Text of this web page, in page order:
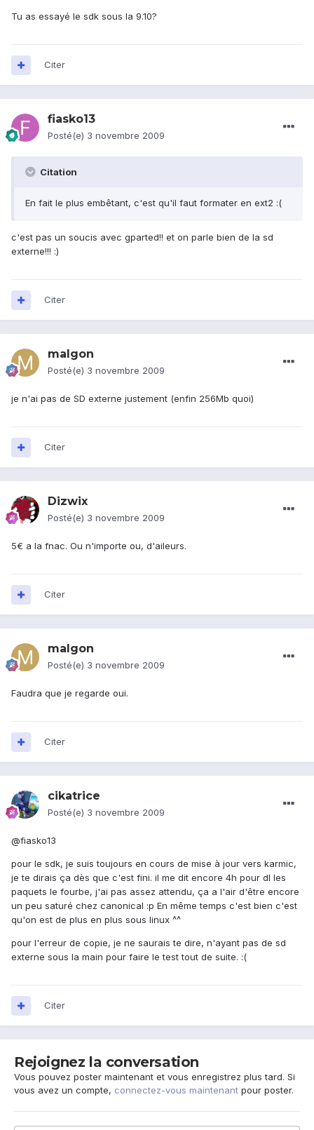
Tu as essayé le sdk sous la 9.10?
Citer
fiasko13
Posté(e) 3 novembre 2009
Citation
En fait le plus embêtant, c'est qu'il faut formater en ext2 :(
c'est pas un soucis avec gparted!! et on parle bien de la sd
externe!!! :)
Citer
malgon
Posté(e) 3 novembre 2009
je n'ai pas de SD externe justement (enfin 256Mb quoi)
Citer
Dizwix
Posté(e) 3 novembre 2009
5€ a la fnac. Ou n'importe ou, d'aileurs.
Citer
malgon
Posté(e) 3 novembre 2009
Faudra que je regarde oui.
Citer
cikatrice
Posté(e) 3 novembre 2009
@fiasko13
pour le sdk, je suis toujours en cours de mise à jour vers karmic,
je te dirais ça dès que c'est fini. il me dit encore 4h pour dl les
paquets le fourbe, j'ai pas assez attendu, ça a l'air d'être encore
un peu saturé chez canonical :p En même temps c'est bien c'est
qu'on est de plus en plus sous linux ^^
pour l'erreur de copie, je ne saurais te dire, n'ayant pas de sd
externe sous la main pour faire le test tout de suite. :(
Citer
Rejoignez la conversation
Vous pouvez poster maintenant et vous enregistrez plus tard. Si
vous avez un compte, connectez-vous maintenant pour poster.